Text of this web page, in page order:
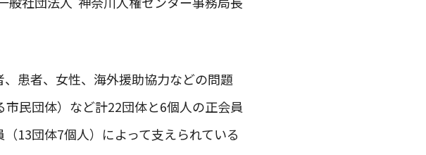
患者、女性、海外援助協力などの問題
民団体）など計22団体と6個人の正会員
13団体7個人）によって支えられている